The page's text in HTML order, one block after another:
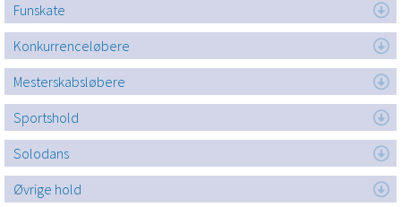
Funskate
Konkurrenceløbere
Mesterskabsløbere
Sportshold
Solodans
Øvrige hold